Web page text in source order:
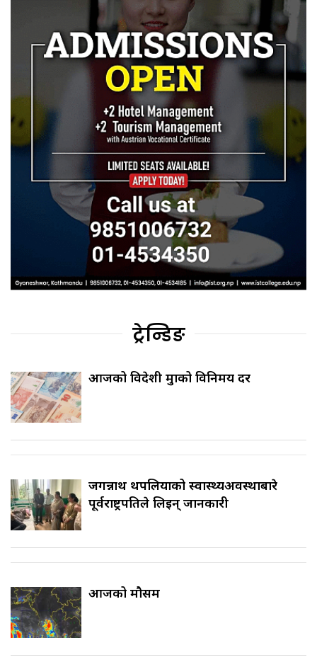
ट्रेन्डिङ
आजको विदेशी मुद्राको विनिमय दर
जगन्नाथ थपलियाको स्वास्थ्यअवस्थाबारे
पूर्वराष्ट्रपतिले लिइन् जानकारी
आजको मौसम